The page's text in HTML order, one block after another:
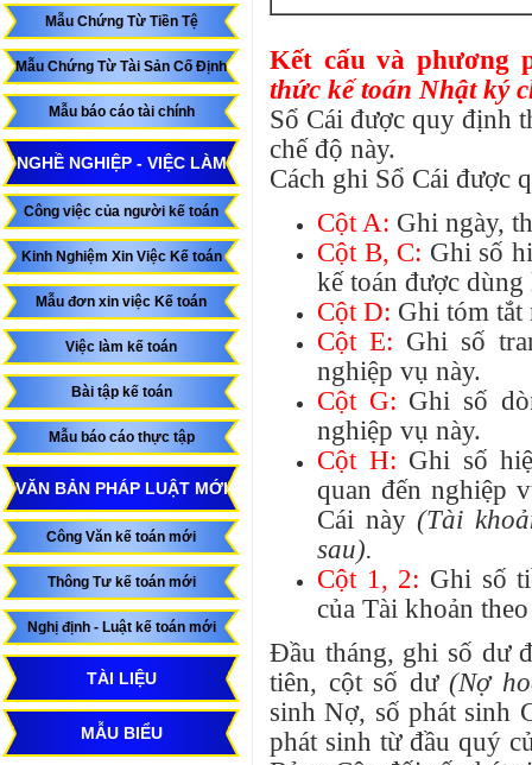
Mẫu Chứng Từ Tiền Tệ
Mẫu Chứng Từ Tài Sản Cố Định
Mẫu báo cáo tài chính
NGHỀ NGHIỆP - VIỆC LÀM
Công việc của người kế toán
Kinh Nghiệm Xin Việc Kế toán
Mẫu đơn xin việc Kế toán
Việc làm kế toán
Bài tập kế toán
Mẫu báo cáo thực tập
VĂN BẢN PHÁP LUẬT MỚI
Công Văn kế toán mới
Thông Tư kế toán mới
Nghị định - Luật kế toán mới
TÀI LIỆU
MẪU BIỂU
Kết cấu và phương
thức kế toán Nhật ký
Sổ Cái được quy định
chế độ này.
Cách ghi Sổ Cái được
Cột A: Ghi ngày,
Cột B, C: Ghi số
kế toán được
Cột D: Ghi tóm tắt
Cột E: Ghi số
nghiệp vụ này.
Cột G: Ghi số
nghiệp vụ này.
Cột H: Ghi số
quan đến nghiệp
Cái này(Tài
sau).
Cột 1, 2: Ghi số
của Tài khoản
Đầu tháng, ghi số dư
tiên, cột số dư(Nợ
sinh Nợ, số phát sinh
phát sinh từ đầu quý